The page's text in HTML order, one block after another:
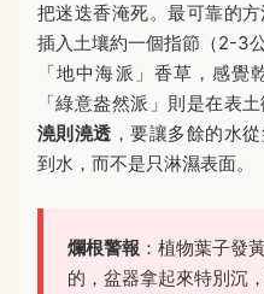
把迷迭香淹死。最可靠的方
插入土壤約一個指節（2-3
「地中海派」香草，感覺
「綠意盎然派」則是在表
澆則澆透 ，要讓多餘的水
到水，而不是只淋濕表面。
爛根警報 ：植物葉子發
的，盆器拿起來特別沉